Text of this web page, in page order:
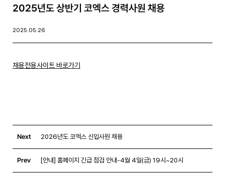
2025년도 상반기 코엑스 경력사원 채용
2025.05.26
채용전용사이트 바로가기
Next 2026년도 코엑스 신입사원 채용
Prev [안내] 홈페이지 긴급 점검 안내-4월 4일(금) 19시~20시